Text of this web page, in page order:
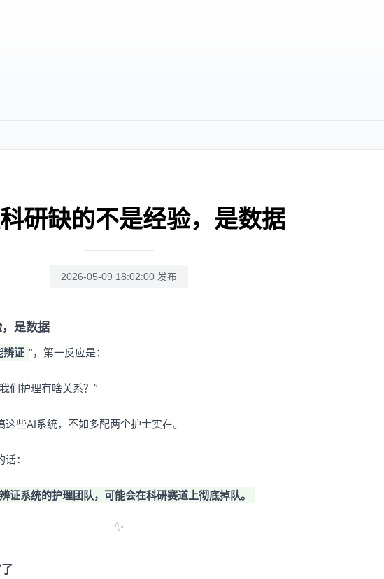
研缺的不是经验，是数据
2026-05-09 18:02:00 发布
是数据
辨证 ”，第一反应是：
们护理有啥关系？”
些AI系统，不如多配两个护士实在。
：
证系统的护理团队，可能会在科研赛道上彻底掉队。